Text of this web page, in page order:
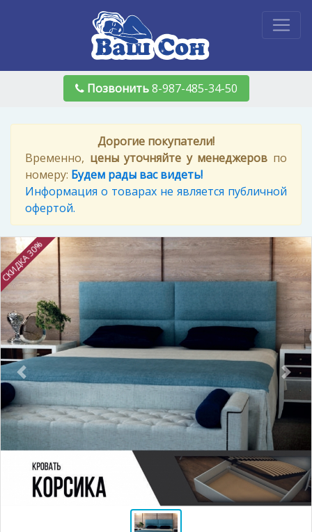
Позвонить8-987-485-34-50
Дорогие покупатели!
Временно, цены уточняйте у менеджеров по
номеру: Будем рады вас видеть!
Информация о товарах не является публичной
офертой.
30%
Previous Next